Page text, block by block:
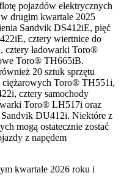
pojazdów elektrycznych
drugim kwartale 2025
Sandvik DS412iE, pięć
cztery wiertnice do
cztery ładowarki Toro®
Toro® TH665iB.
20 sztuk sprzętu
ciężarowych Toro® TH551i,
cztery samochody
Toro® LH517i oraz
DU412i. Niektóre z
mogą ostatecznie zostać
z napędem
kwartale 2026 roku i